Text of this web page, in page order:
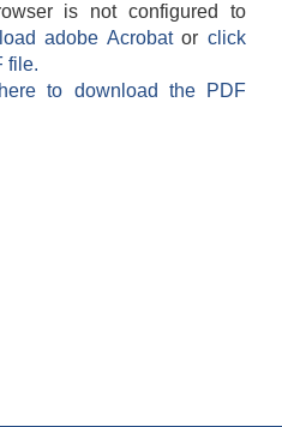
is not configured to
adobe Acrobatorclick
file.
to download the PDF